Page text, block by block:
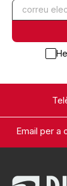
Email per a